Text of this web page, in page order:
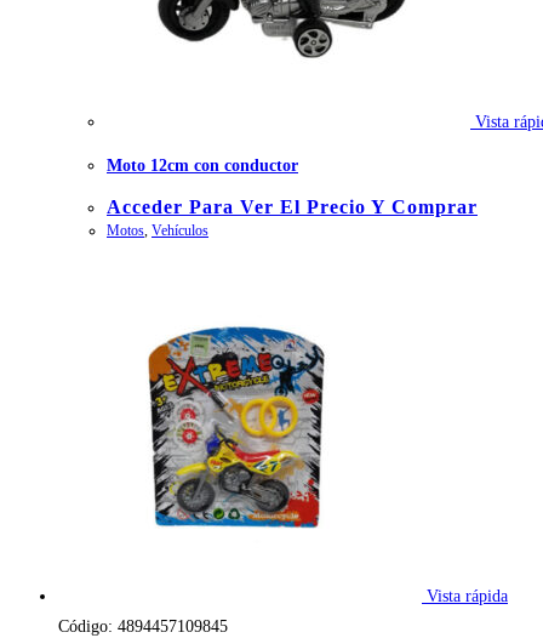
Vista
Moto 12cm con conductor
Acceder Para Ver El Precio Y Comprar
Motos Vehículos
Vista rápida
Código: 4894457109845